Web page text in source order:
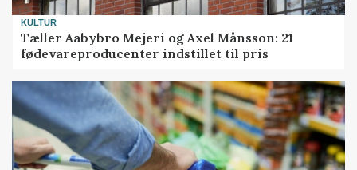
KULTUR
Tæller Aabybro Mejeri og Axel Månsson: 21
fødevareproducenter indstillet til pris